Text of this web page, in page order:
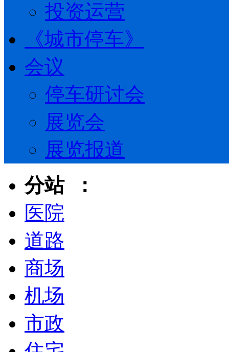
投资运营
《城市停车》
会议
停车研讨会
展览会
展览报道
分站 ：
医院
道路
商场
机场
市政